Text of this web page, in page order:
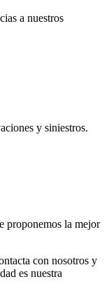
a nuestros
y siniestros.
proponemos la mejor
con nosotros y
es nuestra